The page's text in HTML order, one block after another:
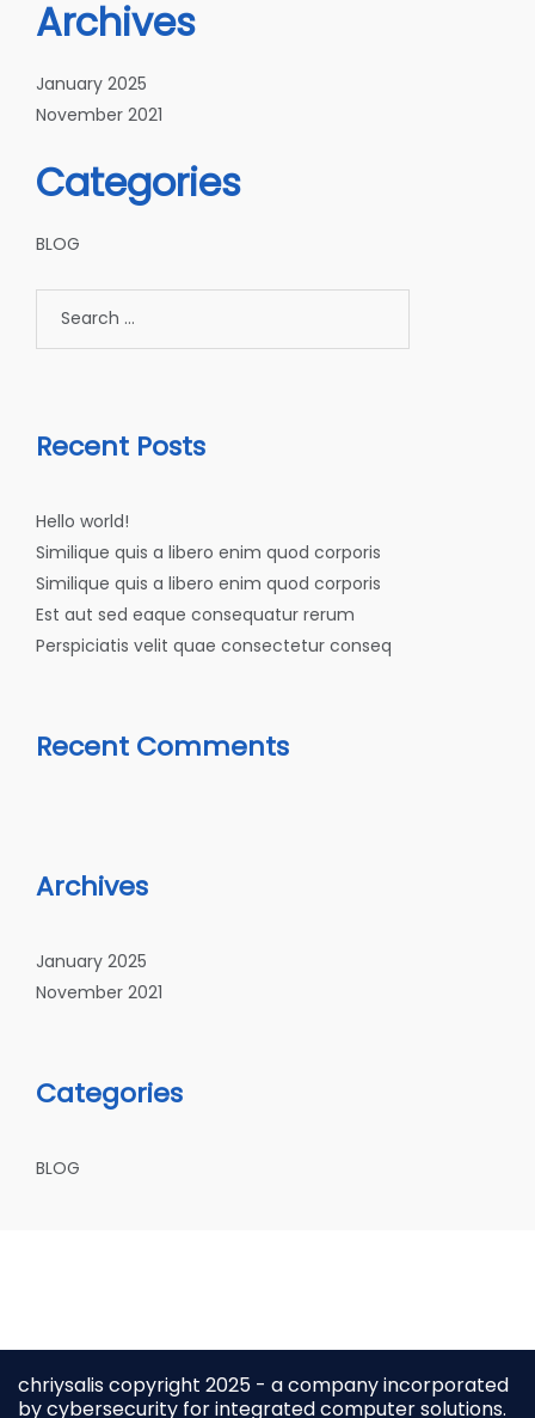
Archives
January 2025
November 2021
Categories
BLOG
Search
for:
Recent Posts
Hello world!
Similique quis a libero enim quod corporis
Similique quis a libero enim quod corporis
Est aut sed eaque consequatur rerum
Perspiciatis velit quae consectetur conseq
Recent Comments
Archives
January 2025
November 2021
Categories
BLOG
chriysalis copyright 2025 - a company incorporated
by cybersecurity for integrated computer solutions.